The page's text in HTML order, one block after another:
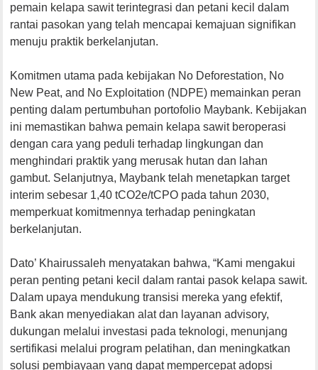
pemain kelapa sawit terintegrasi dan petani kecil dalam
rantai pasokan yang telah mencapai kemajuan signifikan
menuju praktik berkelanjutan.
Komitmen utama pada kebijakan No Deforestation, No
New Peat, and No Exploitation (NDPE) memainkan peran
penting dalam pertumbuhan portofolio Maybank. Kebijakan
ini memastikan bahwa pemain kelapa sawit beroperasi
dengan cara yang peduli terhadap lingkungan dan
menghindari praktik yang merusak hutan dan lahan
gambut. Selanjutnya, Maybank telah menetapkan target
interim sebesar 1,40 tCO2e/tCPO pada tahun 2030,
memperkuat komitmennya terhadap peningkatan
berkelanjutan.
Dato’ Khairussaleh menyatakan bahwa, “Kami mengakui
peran penting petani kecil dalam rantai pasok kelapa sawit.
Dalam upaya mendukung transisi mereka yang efektif,
Bank akan menyediakan alat dan layanan advisory,
dukungan melalui investasi pada teknologi, menunjang
sertifikasi melalui program pelatihan, dan meningkatkan
solusi pembiayaan yang dapat mempercepat adopsi